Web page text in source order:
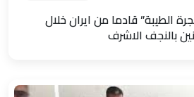
الطيبة” قادما من ايران خلال
بالنجف الاشرف